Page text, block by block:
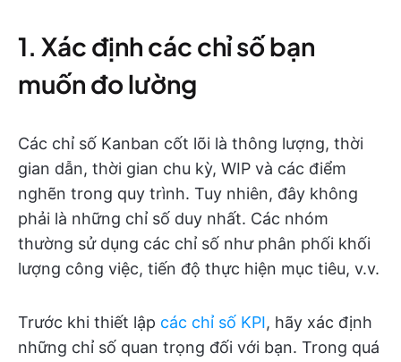
1. Xác định các chỉ số bạn
muốn đo lường
Các chỉ số Kanban cốt lõi là thông lượng, thời
gian dẫn, thời gian chu kỳ, WIP và các điểm
nghẽn trong quy trình. Tuy nhiên, đây không
phải là những chỉ số duy nhất. Các nhóm
thường sử dụng các chỉ số như phân phối khối
lượng công việc, tiến độ thực hiện mục tiêu, v.v.
Trước khi thiết lập các chỉ số KPI, hãy xác định
những chỉ số quan trọng đối với bạn. Trong quá